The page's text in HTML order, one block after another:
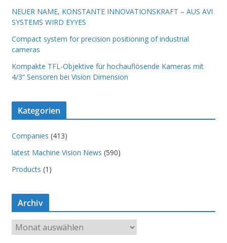
NEUER NAME, KONSTANTE INNOVATIONSKRAFT – AUS AVI
SYSTEMS WIRD EYYES
Compact system for precision positioning of industrial
cameras
Kompakte TFL-Objektive für hochauflösende Kameras mit
4/3“ Sensoren bei Vision Dimension
Kategorien
Companies (413)
latest Machine Vision News (590)
Products (1)
Archiv
r